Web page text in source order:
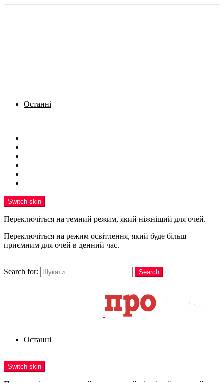
Останні
Switch skin
Переключіться на темний режим, який ніжніший для очей.
Переключіться на режим освітлення, який буде більш
приємним для очей в денний час.
Search for:
Search
Останні
Switch skin